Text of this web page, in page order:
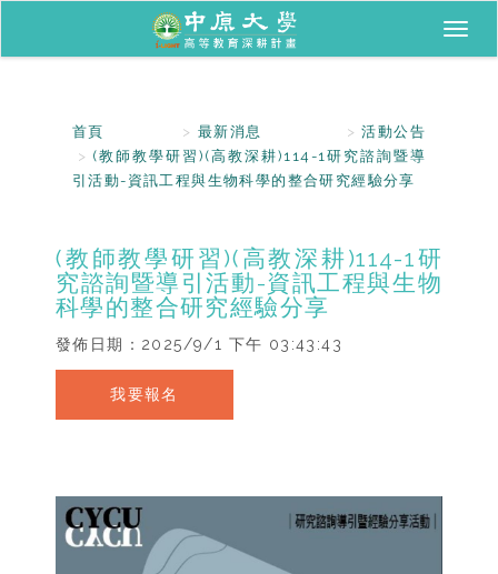
首頁 最新消息
活動公告
(教師教學研習)(高教深耕)114-1研究諮詢暨導
引活動-資訊工程與生物科學的整合研究經驗分享
(教師教學研習)(高教深耕)114-1研
究諮詢暨導引活動-資訊工程與生物
科學的整合研究經驗分享
發佈日期： 2025/9/1 下午 03:43:43
我要報名